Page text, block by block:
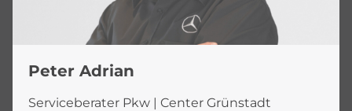
Peter Adrian
Serviceberater Pkw | Center Grünstadt